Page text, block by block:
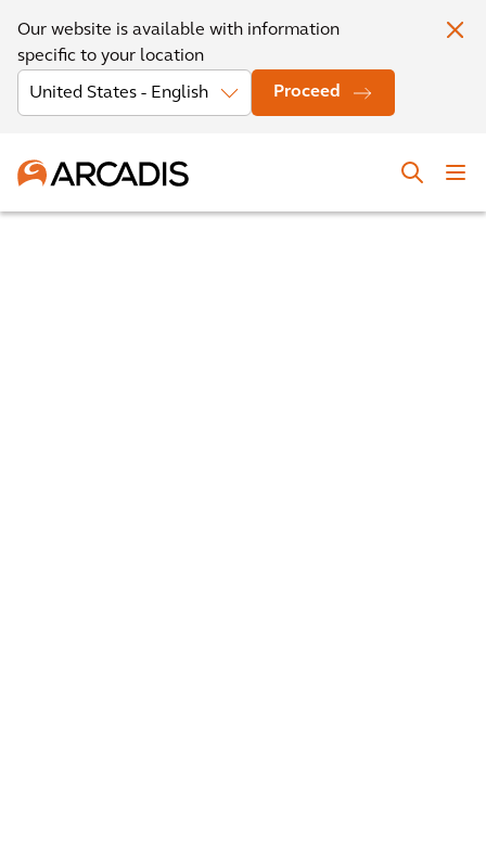
Our website is available with information
specific to your location
Proceed